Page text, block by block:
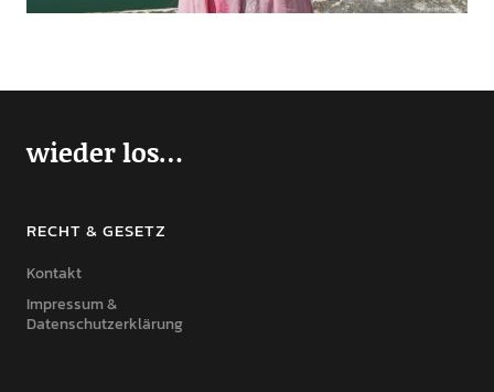
wieder los…
RECHT & GESETZ
Kontakt
Impressum &
Datenschutzerklärung